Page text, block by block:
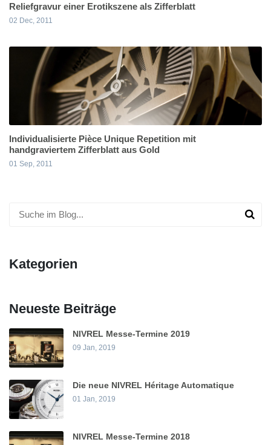
Reliefgravur einer Erotikszene als Zifferblatt
02 Dec, 2011
Individualisierte Pièce Unique Repetition mit
handgraviertem Zifferblatt aus Gold
01 Sep, 2011
Kategorien
Neueste Beiträge
NIVREL Messe-Termine 2019
09 Jan, 2019
Die neue NIVREL Héritage Automatique
01 Jan, 2019
NIVREL Messe-Termine 2018